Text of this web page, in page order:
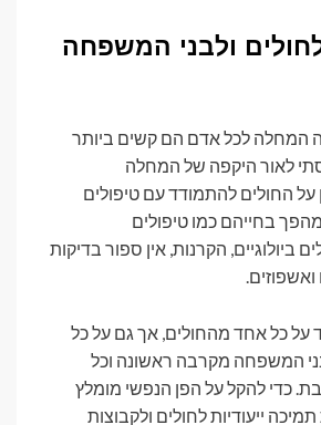
ולבני המשפחה
המחלה לכל אדם הם קשים ביותר
לאור היקפה של המחלה
על החולים להתמודד עם טיפולים
בחייהם כמו טיפולים
ביולוגיים, הקרנות, אין ספור בדיקות
כל אחד מהחולים, אך גם על כל
המשפחה מקרבה ראשונה וכל
כדי להקל על הפן הנפשי מומלץ
ייעודיות לחולים ולקבוצות